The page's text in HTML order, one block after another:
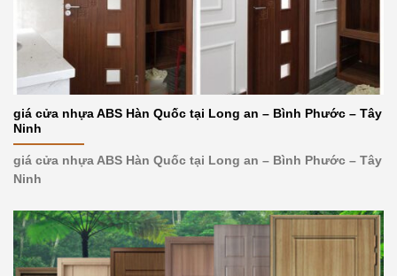
giá cửa nhựa ABS Hàn Quốc tại Long an – Bình Phước – Tây
Ninh
giá cửa nhựa ABS Hàn Quốc tại Long an – Bình Phước – Tây
Ninh